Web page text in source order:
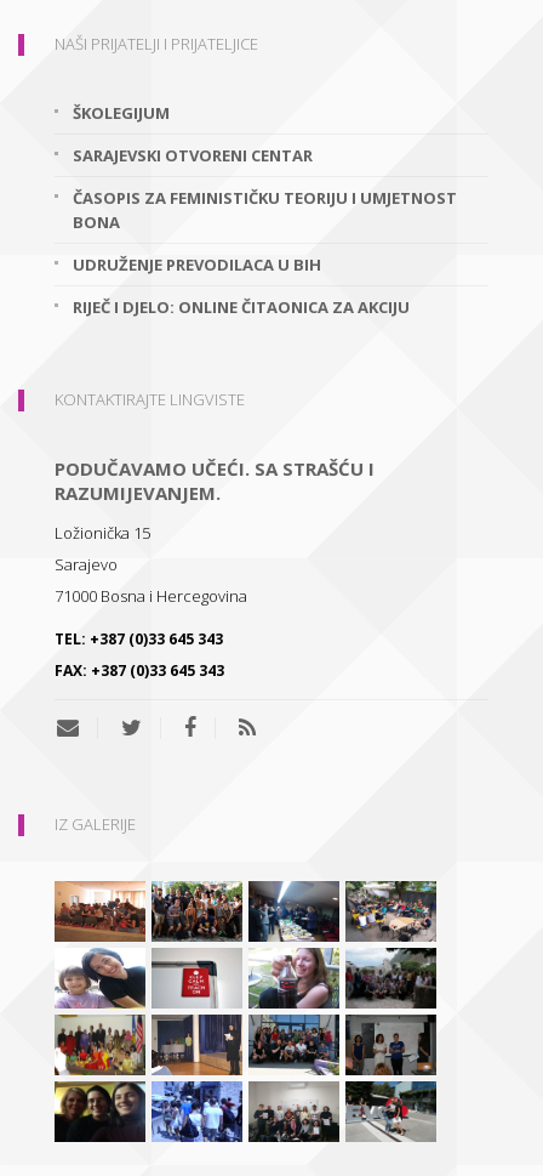
NAŠI PRIJATELJI I PRIJATELJICE
ŠKOLEGIJUM
SARAJEVSKI OTVORENI CENTAR
ČASOPIS ZA FEMINISTIČKU TEORIJU I UMJETNOST
BONA
UDRUŽENJE PREVODILACA U BIH
RIJEČ I DJELO: ONLINE ČITAONICA ZA AKCIJU
KONTAKTIRAJTE LINGVISTE
PODUČAVAMO UČEĆI. SA STRAŠĆU I
RAZUMIJEVANJEM.
Ložionička 15
Sarajevo
71000 Bosna i Hercegovina
TEL: +387 (0)33 645 343
FAX: +387 (0)33 645 343
IZ GALERIJE